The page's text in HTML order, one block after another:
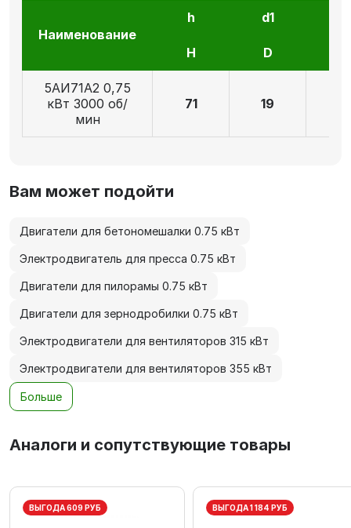
Наименование
h d1
H D
5АИ71А2 0,75
кВт 3000 об/
мин
71 19
Вам может подойти
Двигатели для бетономешалки 0.75 кВт
Электродвигатель для пресса 0.75 кВт
Двигатели для пилорамы 0.75 кВт
Двигатели для зернодробилки 0.75 кВт
Электродвигатели для вентиляторов 315 кВт
Электродвигатели для вентиляторов 355 кВт
Больше
Аналоги и сопутствующие товары
ВЫГОДА 609 РУБ ВЫГОДА 1 184 РУБ